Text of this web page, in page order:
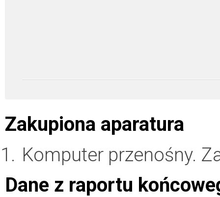
Zakupiona aparatura
Komputer przenośny.
Dane z raportu